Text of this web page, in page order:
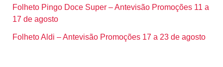
Folheto Pingo Doce Super – Antevisão Promoções 11 a
17 de agosto
Folheto Aldi – Antevisão Promoções 17 a 23 de agosto